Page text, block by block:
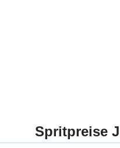
Spritpreise